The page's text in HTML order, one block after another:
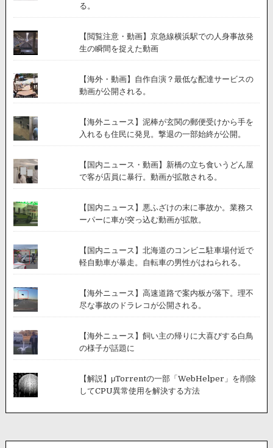
る。
【閲覧注意・動画】京急線横浜駅での人身事故発
生の瞬間を捉えた動画
【海外・動画】自作自演？最低な配達サービスの
動画が公開される。
【海外ニュース】泥棒が玄関の郵便受けから手を
入れるも住民に発見。撃退の一部始終が公開。
【国内ニュース・動画】新橋の立ち食いうどん屋
で客が店員に暴行。動画が拡散される。
【国内ニュース】悪ふざけの末に事故か。業務ス
ーパーに車が突っ込む動画が拡散。
【国内ニュース】北海道のコンビニ駐車場付近で
軽自動車が暴走。自転車の男性がはねられる。
【海外ニュース】高速道路で案内板が落下。理不
尽な事故のドラレコが公開される。
【海外ニュース】飼い主の帰りに大喜びする白鳥
の様子が話題に
【解説】μTorrentの一部「WebHelper」を削除
してCPU異常使用を解決する方法